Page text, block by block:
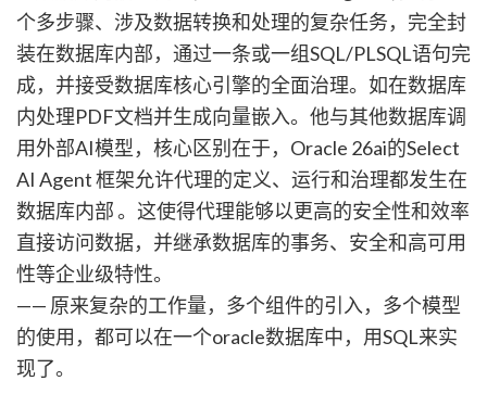
个多步骤、涉及数据转换和处理的复杂任务，完全封
装在数据库内部，通过一条或一组SQL/PLSQL语句完
成，并接受数据库核心引擎的全面治理。如在数据库
内处理PDF文档并生成向量嵌入。他与其他数据库调
用外部AI模型，核心区别在于，Oracle 26ai的Select
AI Agent 框架允许代理的定义、运行和治理都发生在
数据库内部 。这使得代理能够以更高的安全性和效率
直接访问数据，并继承数据库的事务、安全和高可用
性等企业级特性。
—— 原来复杂的工作量，多个组件的引入，多个模型
的使用，都可以在一个oracle数据库中，用SQL来实
现了。